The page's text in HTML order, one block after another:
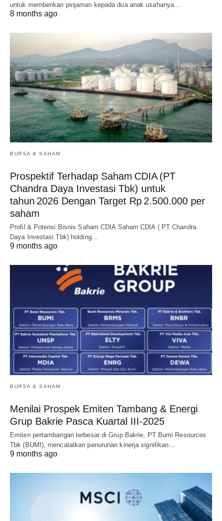
untuk memberikan pinjaman kepada dua anak usahanya…
8 months ago
BURSA & SAHAM
Prospektif Terhadap Saham CDIA (PT
Chandra Daya Investasi Tbk) untuk
tahun 2026 Dengan Target Rp 2.500.000 per
saham
Profil & Potensi Bisnis Saham CDIA Saham CDIA ( PT Chandra
Daya Investasi Tbk) holding…
9 months ago
BURSA & SAHAM
Menilai Prospek Emiten Tambang & Energi
Grup Bakrie Pasca Kuartal III-2025
Emiten pertambangan terbesar di Grup Bakrie, PT Bumi Resources
Tbk (BUMI), mencatatkan penurunan kinerja signifikan…
9 months ago